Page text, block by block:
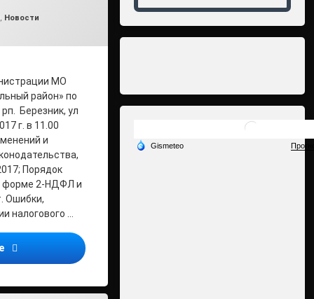
за нарушения требований охраны труда
, Новости
МО
район» по
Березник, ул
г. в 11.00
и
Порядок
форме 2-НДФЛ и
Ошибки,
налогового …
Налоговая инспекция приглашает всех желающих посетить